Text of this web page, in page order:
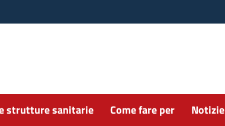
strutture sanitarie Come fare per Notizie